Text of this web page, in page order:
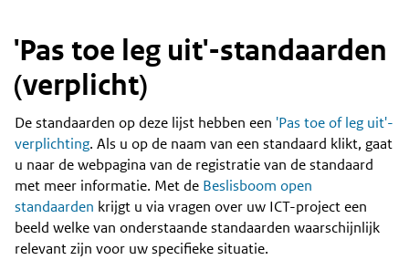
'Pas toe leg uit'-standaarden
(verplicht)
Content
De standaarden op deze lijst hebben een 'Pas toe of leg uit'-
verplichting. Als u op de naam van een standaard klikt, gaat
u naar de webpagina van de registratie van de standaard
met meer informatie. Met de Beslisboom open
standaarden krijgt u via vragen over uw ICT-project een
beeld welke van onderstaande standaarden waarschijnlijk
relevant zijn voor uw specifieke situatie.